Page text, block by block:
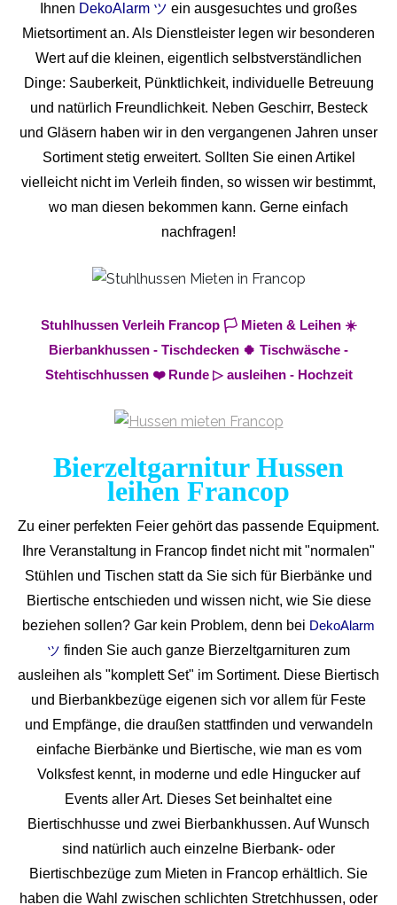
Ihnen DekoAlarm ツ ein ausgesuchtes und großes
Mietsortiment an. Als Dienstleister legen wir besonderen
Wert auf die kleinen, eigentlich selbstverständlichen
Dinge: Sauberkeit, Pünktlichkeit, individuelle Betreuung
und natürlich Freundlichkeit. Neben Geschirr, Besteck
und Gläsern haben wir in den vergangenen Jahren unser
Sortiment stetig erweitert. Sollten Sie einen Artikel
vielleicht nicht im Verleih finden, so wissen wir bestimmt,
wo man diesen bekommen kann. Gerne einfach
nachfragen!
Stuhlhussen Verleih Francop 🏳️ Mieten & Leihen ☀️
Bierbankhussen - Tischdecken 🍀 Tischwäsche -
Stehtischhussen ❤️ Runde ▷ ausleihen - Hochzeit
Bierzeltgarnitur Hussen
leihen Francop
Zu einer perfekten Feier gehört das passende Equipment.
Ihre Veranstaltung in Francop findet nicht mit "normalen"
Stühlen und Tischen statt da Sie sich für Bierbänke und
Biertische entschieden und wissen nicht, wie Sie diese
beziehen sollen? Gar kein Problem, denn bei DekoAlarm
ツ finden Sie auch ganze Bierzeltgarnituren zum
ausleihen als "komplett Set" im Sortiment. Diese Biertisch
und Bierbankbezüge eigenen sich vor allem für Feste
und Empfänge, die draußen stattfinden und verwandeln
einfache Bierbänke und Biertische, wie man es vom
Volksfest kennt, in moderne und edle Hingucker auf
Events aller Art. Dieses Set beinhaltet eine
Biertischhusse und zwei Bierbankhussen. Auf Wunsch
sind natürlich auch einzelne Bierbank- oder
Biertischbezüge zum Mieten in Francop erhältlich. Sie
haben die Wahl zwischen schlichten Stretchhussen, oder